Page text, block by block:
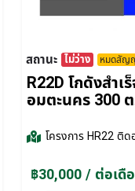
สถานะ ไม่ว่าง หมดสัญ
R22D โกดังสำเ
อมตะนคร 300
โครงการHR22 ติด
฿30,000 / ต่อเดื